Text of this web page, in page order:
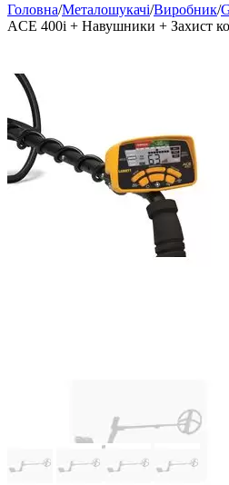
Головна/Металошукачі/Виробник/
ACE 400i + Навушники + Захист